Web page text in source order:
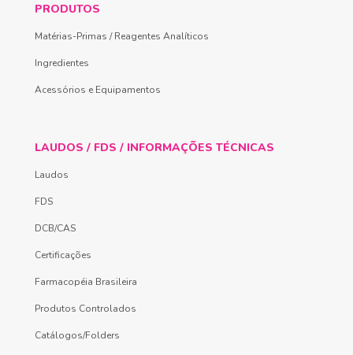
PRODUTOS
Matérias-Primas / Reagentes Analíticos
Ingredientes
Acessórios e Equipamentos
LAUDOS / FDS / INFORMAÇÕES TÉCNICAS
Laudos
FDS
DCB/CAS
Certificações
Farmacopéia Brasileira
Produtos Controlados
Catálogos/Folders